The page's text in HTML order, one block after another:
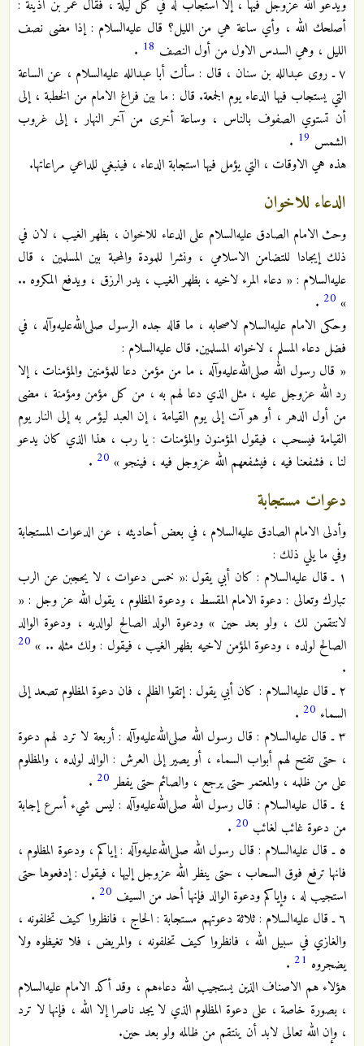
ويدعو الله عزوجل فيها ، إلا استجاب له في كل ليلة ، فقال عمر بن أذينة :
أصلحك الله ، وأي ساعة هي من الليل؟ قال عليه‌السلام : إذا مضى نصف
الليل ، وهي السدس الاول من أول النصف 18
.
٧ ـ روى عبدالله بن سنان ، قال : سألت أبا عبدالله عليه‌السلام ، عن الساعة
التي يستجاب فيها الدعاء يوم الجمعة. قال : ما بين فراغ الامام من الخطبة ، إلى
أن تستوي الصفوف بالناس ، وساعة أخرى من آخر النهار ، إلى غروب
الشمس 19
.
هذه هي الاوقات ، التي يؤمل فيها استجابة الدعاء ، فينبغي للداعي مراعاتها.
الدعاء للاخوان
وحث الامام الصادق عليه‌السلام على الدعاء للاخوان ، بظهر الغيب ، لان في
ذلك إيجادا للتضامن الاسلامي ، ونشرا للمودة والمحبة بين المسلمين ، قال
عليه‌السلام : « دعاء المرء لاخيه ، بظهر الغيب ، يدر الرزق ، ويدفع المكروه ..
»
20
.
وحكى الامام عليه‌السلام لاصحابه ، ما قاله جده الرسول صلى‌الله‌عليه‌وآله ، في
فضل دعاء المسلم ، لاخوانه المسلمين. قال عليه‌السلام :
« قال رسول الله صلى‌الله‌عليه‌وآله ، ما من مؤمن دعا للمؤمنين والمؤمنات ، إلا
رد الله عزوجل عليه ، مثل الذي دعا لهم به ، من كل مؤمن ومؤمنة ، مضى
من أول الدهر ، أو هو آت إلى يوم القيامة ، إن العبد ليؤمر به إلى النار يوم
القيامة فيسحب ، فيقول المؤمنون والمؤمنات : يا رب ، هذا الذي كان يدعو
لنا ، فشفعنا فيه ، فيشفعهم الله عزوجل فيه ، فينجو » 20
.
دعوات مستجابة
وأدلى الامام الصادق عليه‌السلام ، في بعض أحاديثه ، عن الدعوات المستجابة
وفي ما يلي ذلك :
١ ـ قال عليه‌السلام : كان أبي يقول :« خمس دعوات ، لا يحجبن عن الرب
تبارك وتعالى : دعوة الامام المقسط ، ودعوة المظلوم ، يقول الله عز وجل : «
لانتقمن لك ، ولو بعد حين » ودعوة الولد الصالح لوالديه ، ودعوة الوالد
الصالح لولده ، ودعوة المؤمن لاخيه بظهر الغيب ، فيقول : ولك مثله .. » 20
.
٢ ـ قال عليه‌السلام : كان أبي يقول : إتقوا الظلم ، فان دعوة المظلوم تصعد إلى
السماء 20
.
٣ ـ قال عليه‌السلام : قال رسول الله صلى‌الله‌عليه‌وآله : أربعة لا ترد لهم دعوة
، حتى تفتح لهم أبواب السماء ، أو يصير إلى العرش : الوالد لولده ، والمظلوم
على من ظلمه ، والمعتمر حتى يرجع ، والصائم حتى يفطر 20
.
٤ ـ قال عليه‌السلام : قال رسول الله صلى‌الله‌عليه‌وآله : ليس شيء أسرع إجابة
من دعوة غائب لغائب 20
.
٥ ـ قال عليه‌السلام : قال رسول الله صلى‌الله‌عليه‌وآله : إياكم ، ودعوة المظلوم ،
فانها ترفع فوق السحاب ، حتى ينظر الله عزوجل إليها ، فيقول : إدفعوها حتى
استجيب له ، وإياكم ودعوة الوالد فإنها أحد من السيف 20
.
٦ ـ قال عليه‌السلام : ثلاثة دعوتهم مستجابة : الحاج ، فانظروا كيف تخلفونه ،
والغازي في سبيل الله ، فانظروا كيف تخلفونه ، والمريض ، فلا تغيظوه ولا
يضجروه 21
.
هؤلاء هم الاصناف الذين يستجيب الله دعاءهم ، وقد أكد الامام عليه‌السلام
، بصورة خاصة ، على دعوة المظلوم الذي لا يجد ناصرا إلا الله ، فإنها لا ترد
، وإن الله تعالى لابد أن ينتقم من ظالمه ولو بعد حين.